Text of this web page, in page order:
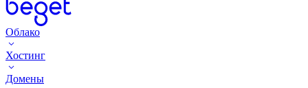
Облако
Хостинг
Домены